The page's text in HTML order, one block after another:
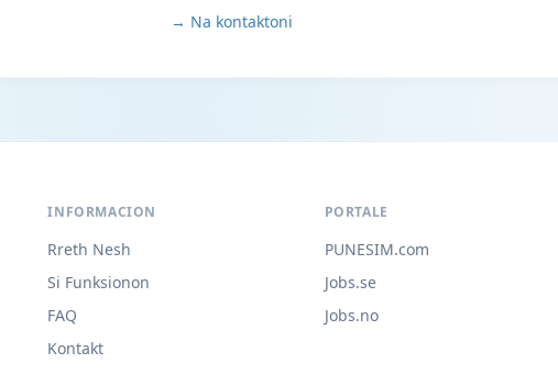
→ Na kontaktoni
INFORMACION
Rreth Nesh
Si Funksionon
FAQ
Kontakt
PORTALE
PUNESIM.com
Jobs.se
Jobs.no